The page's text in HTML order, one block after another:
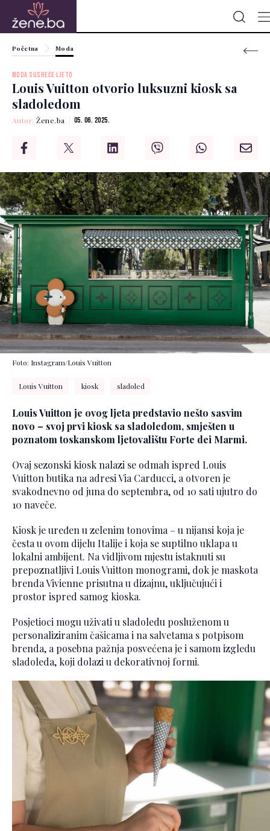
Početna Moda
MODA SUSREĆE LJETO
Louis Vuitton otvorio luksuzni kiosk sa
sladoledom
Autor:Žene.ba 05. 06. 2025.
Foto: Instagram/Louis Vuitton
Louis Vuitton kiosk sladoled
Louis Vuitton je ovog ljeta predstavio nešto sasvim
novo – svoj prvi kiosk sa sladoledom, smješten u
poznatom toskanskom ljetovalištu Forte dei Marmi.
Ovaj sezonski kiosk nalazi se odmah ispred Louis
Vuitton butika na adresi Via Carducci, a otvoren je
svakodnevno od juna do septembra, od 10 sati ujutro do
10 naveče.
Kiosk je uređen u zelenim tonovima – u nijansi koja je
česta u ovom dijelu Italije i koja se suptilno uklapa u
lokalni ambijent. Na vidljivom mjestu istaknuti su
prepoznatljivi Louis Vuitton monogrami, dok je maskota
brenda Vivienne prisutna u dizajnu, uključujući i
prostor ispred samog kioska.
Posjetioci mogu uživati u sladoledu posluženom u
personaliziranim čašicama i na salvetama s potpisom
brenda, a posebna pažnja posvećena je i samom izgledu
sladoleda, koji dolazi u dekorativnoj formi.